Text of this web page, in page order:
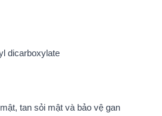
dicarboxylate
tan sỏi mật và bảo vệ gan